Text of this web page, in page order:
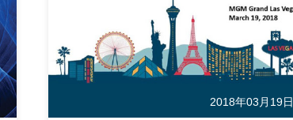
2018年03月19日